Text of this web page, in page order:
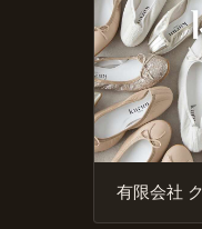
有限会社